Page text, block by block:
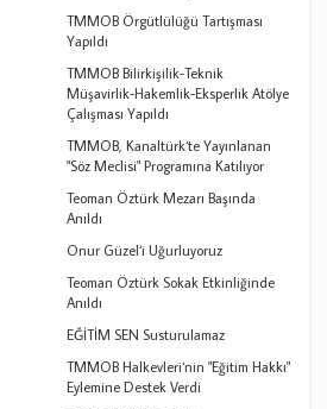
TMMOB Örgütlülüğü Tartışması
Yapıldı
TMMOB Bilirkişilik-Teknik
Müşavirlik-Hakemlik-Eksperlik Atölye
Çalışması Yapıldı
TMMOB, Kanaltürk‘te Yayınlanan
"Söz Meclisi" Programına Katılıyor
Teoman Öztürk Mezarı Başında
Anıldı
Onur Güzel‘i Uğurluyoruz
Teoman Öztürk Sokak Etkinliğinde
Anıldı
EĞİTİM SEN Susturulamaz
TMMOB Halkevleri‘nin "Eğitim Hakkı"
Eylemine Destek Verdi